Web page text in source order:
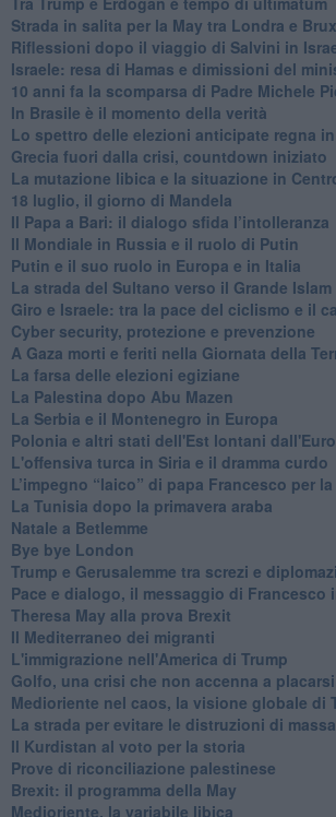
Strada in salita per la May tra Londra e
Riflessioni dopo il viaggio di Salvini in
Israele: resa di Hamas e dimissioni del
10 anni fa la scomparsa di Padre Michele
In Brasile è il momento della verità
Lo spettro delle elezioni anticipate regna in
Grecia fuori dalla crisi, countdown iniziato
La mutazione libica e la situazione in
18 luglio, il giorno di Mandela
Il Papa a Bari: il dialogo sfida l’intolleranza
Il Mondiale in Russia e il ruolo di Putin
Putin e il suo ruolo in Europa e in Italia
La strada del Sultano verso il Grande Islam
Giro e Israele: tra la pace del ciclismo e il
Cyber security, protezione e prevenzione
A Gaza morti e feriti nella Giornata della
La farsa delle elezioni egiziane
La Palestina dopo Abu Mazen
La Serbia e il Montenegro in Europa
Polonia e altri stati dell'Est lontani
L'offensiva turca in Siria e il dramma curdo
L’impegno “laico” di papa Francesco per la
La Tunisia dopo la primavera araba
Natale a Betlemme
Bye bye London
Trump e Gerusalemme tra screzi e
Pace e dialogo, il messaggio di Francesco
Theresa May alla prova Brexit
Il Mediterraneo dei migranti
L'immigrazione nell'America di Trump
Golfo, una crisi che non accenna a placarsi
Medioriente nel caos, la visione globale di
La strada per evitare le distruzioni di massa
Il Kurdistan al voto per la storia
Prove di riconciliazione palestinese
Brexit: il programma della May
Medioriente, la variabile libica